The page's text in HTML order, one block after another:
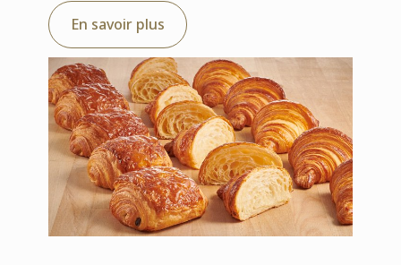
En savoir plus